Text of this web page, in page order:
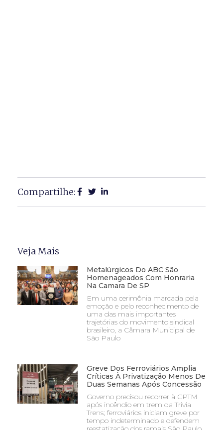
Compartilhe:
Veja Mais
Metalúrgicos Do ABC São
Homenageados Com Honraria
Na Camara De SP
Em uma cerimônia marcada pela
emoção e pelo reconhecimento de
uma das mais importantes
trajetórias do movimento sindical
brasileiro, a Câmara Municipal de
São Paulo
Greve Dos Ferroviários Amplia
Críticas À Privatização Menos De
Duas Semanas Após Concessão
Governo precisou recorrer à CPTM
após incêndio em trem da Trivia
Trens; ferroviários iniciam greve por
tempo indeterminado e defendem